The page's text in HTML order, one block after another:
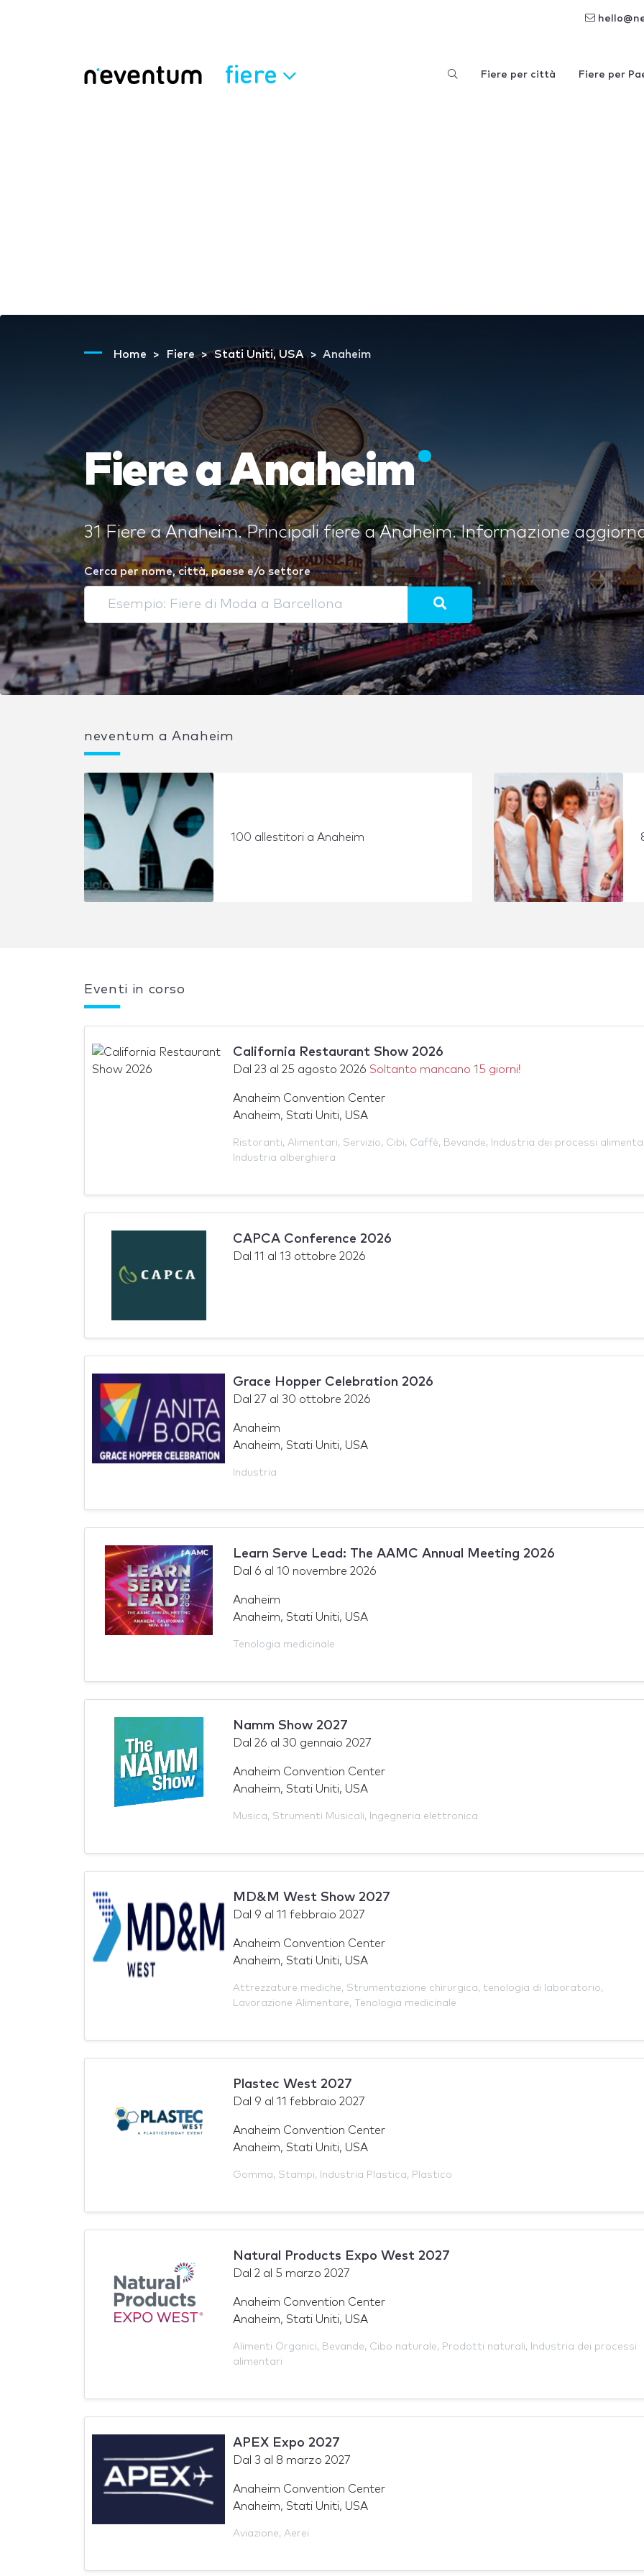
fiere Fiere per città Fiere per
Home Fiere Stati Uniti, USA Anaheim
Fiere a Anaheim
31 Fiere a Anaheim. Principali fiere a Anaheim. Informazione
Cerca per nome, città, paese e/o settore
neventum a Anaheim
100 allestitori a Anaheim
Eventi in corso
California Restaurant Show 2026
Dal 23 al 25 agosto 2026 Soltanto mancano 15 giorni!
Anaheim Convention Center
Anaheim, Stati Uniti, USA
Ristoranti, Alimentari, Servizio, Cibi, Caffè, Bevande,
Industria dei processi
Industria alberghiera
CAPCA Conference 2026
Dal 11 al 13 ottobre 2026
Grace Hopper Celebration 2026
Dal 27 al 30 ottobre 2026
Anaheim
Anaheim, Stati Uniti, USA
Industria
Learn Serve Lead: The AAMC Annual Meeting 2026
Dal 6 al 10 novembre 2026
Anaheim
Anaheim, Stati Uniti, USA
Tenologia medicinale
Namm Show 2027
Dal 26 al 30 gennaio 2027
Anaheim Convention Center
Anaheim, Stati Uniti, USA
Musica, Strumenti Musicali, Ingegneria elettronica
MD&M West Show 2027
Dal 9 al 11 febbraio 2027
Anaheim Convention Center
Anaheim, Stati Uniti, USA
Attrezzature mediche, Strumentazione chirurgica, tenologia di laboratorio,
Lavorazione Alimentare, Tenologia medicinale
Plastec West 2027
Dal 9 al 11 febbraio 2027
Anaheim Convention Center
Anaheim, Stati Uniti, USA
Gomma, Stampi, Industria Plastica, Plastico
Natural Products Expo West 2027
Dal 2 al 5 marzo 2027
Anaheim Convention Center
Anaheim, Stati Uniti, USA
Alimenti Organici, Bevande, Cibo naturale, Prodotti naturali,
Industria dei processi
alimentari
APEX Expo 2027
Dal 3 al 8 marzo 2027
Anaheim Convention Center
Anaheim, Stati Uniti, USA
Aviazione, Aerei